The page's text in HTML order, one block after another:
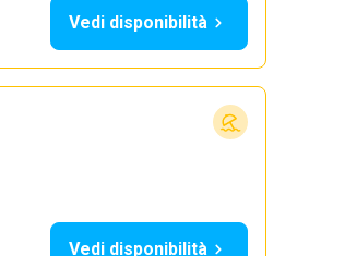
Vedi disponibilità
Vedi disponibilità